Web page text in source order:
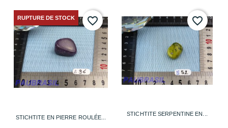
STICHTITE EN PIERRE ROULÉE...
RUPTURE DE STOCK favorite_border
STICHTITE SERPENTINE EN...
favorite_border